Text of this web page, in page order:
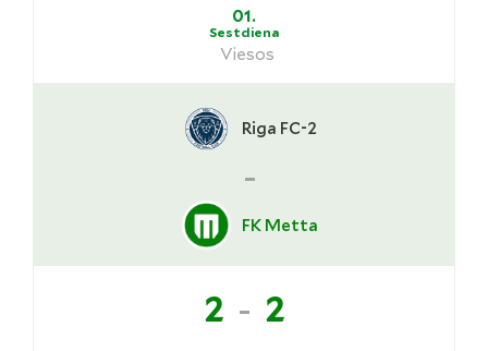
01.
Sestdiena
Viesos
Riga FC-2
-
FK Metta
2 - 2